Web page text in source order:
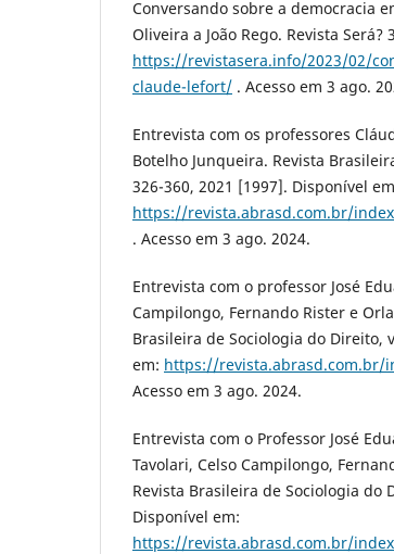
Conversando sobre a democracia
Oliveira a João Rego. Revista
https://revistasera.info/2023/02/
claude-lefort/ . Acesso em 3 ago.
Entrevista com os professores
Botelho Junqueira. Revista
326-360, 2021 [1997]. Disponível
https://revista.abrasd.com.br/
. Acesso em 3 ago. 2024.
Entrevista com o professor José
Campilongo, Fernando Rister e
Brasileira de Sociologia do Direito,
em: https://
Acesso em 3 ago. 2024.
Entrevista com o Professor José
Tavolari, Celso Campilongo,
Revista Brasileira de Sociologia do
Disponível em:
https://revista.abrasd.com.br/